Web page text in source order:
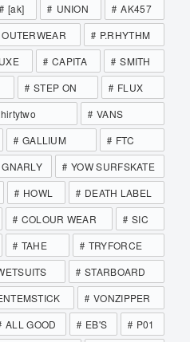
[ak] UNION
AK457
P.RHYTHM
CAPITA
SMITH
STEP ON
FLUX
VANS
GALLIUM
FTC
GNARLY
YOW SURFSKATE
HOWL
DEATH LABEL
COLOUR WEAR
SIC
TAHE
TRYFORCE
STARBOARD
VONZIPPER
ALL GOOD EB'S
P01